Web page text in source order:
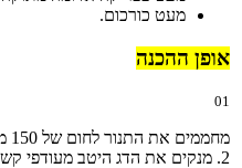
מעט כורכום.
אופן ההכנה
01
מחממים את התנור לחום של 150 מעלות.
2. מנקים את הדג היטב מעודפי קשקשים ושוטפים אותו מבפנים ומבחוץ